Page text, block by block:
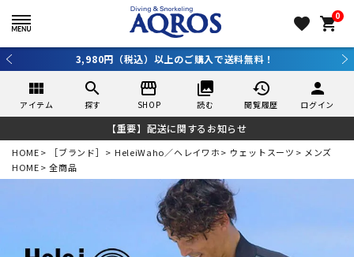
favorite 0
shopping_cart
以上のご購入で送料無料！ 新規アプリ会員登録で
view_module
アイテム
search
探す
storefront
SHOP
collections
読む
history
閲覧履歴
person
ログイン
【重要】配送に関するお知らせ
HOME ［ブランド］ HeleiWaho／ヘレイワホ ウェットスーツ
メンズ
HOME
全商品